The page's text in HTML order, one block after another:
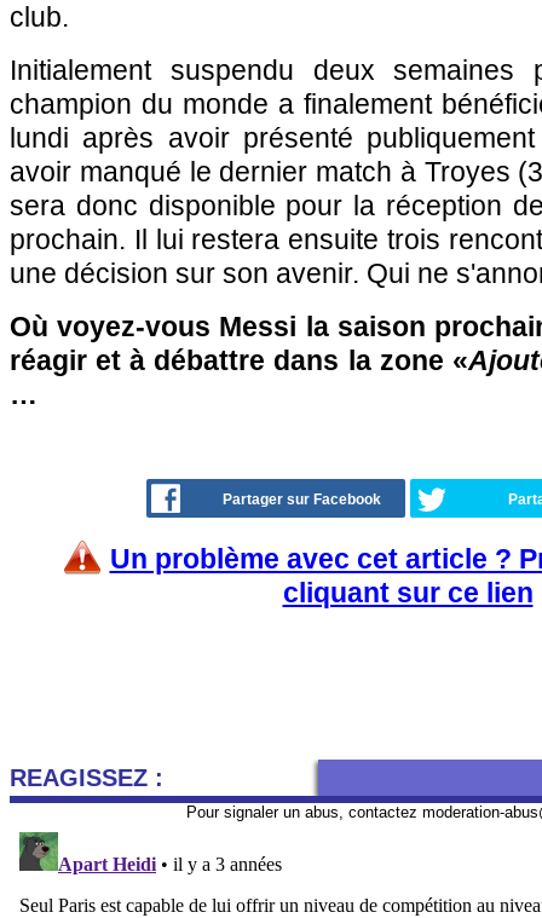
club.
Initialement suspendu deux
champion du monde a finalement
lundi après avoir présenté
avoir manqué le dernier match à Troyes
sera donc disponible pour la réception
prochain. Il lui restera ensuite trois
une décision sur son avenir. Qui ne
Où voyez-vous Messi la saison
réagir et à débattre dans la zone «
…
Partager sur Facebook
Un problème avec cet article ?
cliquant sur ce lien
REAGISSEZ :
Pour signaler un abus, contactez moderation-